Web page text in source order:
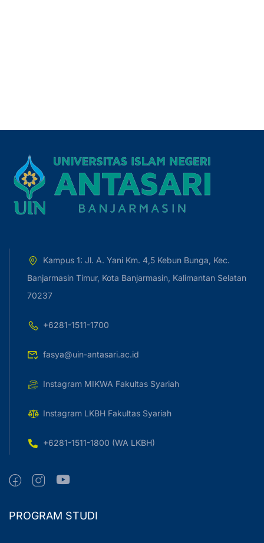
Kampus 1: Jl. A. Yani Km. 4,5 Kebun Bunga, Kec.
Banjarmasin Timur, Kota Banjarmasin, Kalimantan Selatan
70237
+6281-1511-1700
fasya@uin-antasari.ac.id
Instagram MIKWA Fakultas Syariah
Instagram LKBH Fakultas Syariah
+6281-1511-1800 (WA LKBH)
PROGRAM STUDI